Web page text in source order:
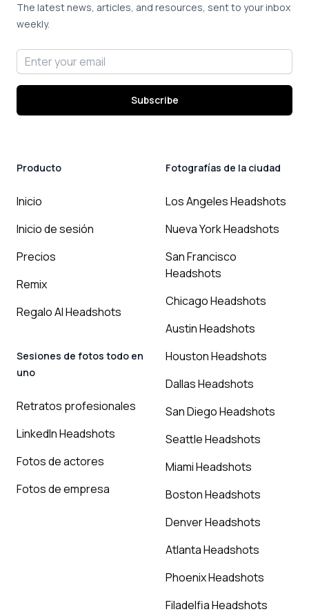
The latest news, articles, and resources, sent to your inbox
weekly.
Email address
Subscribe
Producto
Inicio
Inicio de sesión
Precios
Remix
Regalo AI Headshots
Sesiones de fotos todo en
uno
Retratos profesionales
LinkedIn Headshots
Fotos de actores
Fotos de empresa
Fotografías de la ciudad
Los Angeles Headshots
Nueva York Headshots
San Francisco
Headshots
Chicago Headshots
Austin Headshots
Houston Headshots
Dallas Headshots
San Diego Headshots
Seattle Headshots
Miami Headshots
Boston Headshots
Denver Headshots
Atlanta Headshots
Phoenix Headshots
Filadelfia Headshots